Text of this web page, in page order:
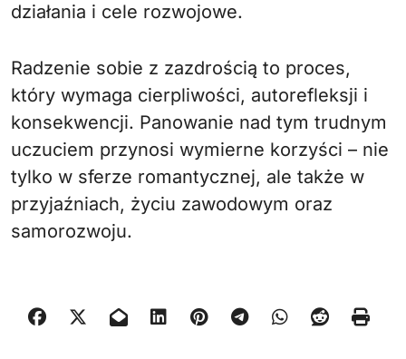
działania i cele rozwojowe.
Radzenie sobie z zazdrością to proces,
który wymaga cierpliwości, autorefleksji i
konsekwencji. Panowanie nad tym trudnym
uczuciem przynosi wymierne korzyści – nie
tylko w sferze romantycznej, ale także w
przyjaźniach, życiu zawodowym oraz
samorozwoju.